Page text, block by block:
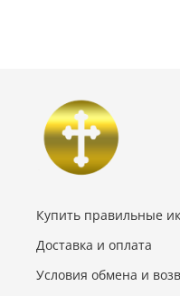
Купить правильные
Доставка и оплата
Условия обмена и